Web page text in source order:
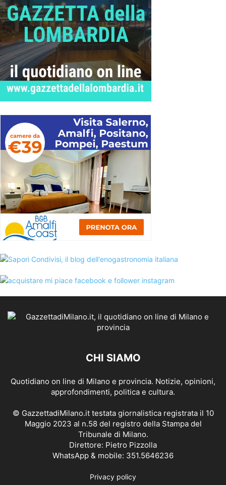
CHI SIAMO
Quotidiano on line di Milano e provincia. Notizie, opinioni,
approfondimenti, politica e cultura.
© GazzettadiMilano.it testata giornalistica registrata il 10
Maggio 2023 al n.58 del registro della Stampa del
Tribunale di Milano.
Direttore: Pietro Pizzolla
WhatsApp & mobile: 351.5646236
Privacy policy